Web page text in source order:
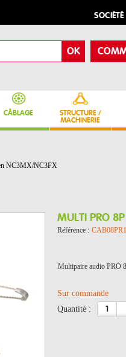
SOCIÉTÉ
CÂBLAGE
STRUCTURE /
MACHINERIE
NC3MX/NC3FX
MULTI PRO
Référence :
Multipaire audio PRO
Sur commande
quantité :